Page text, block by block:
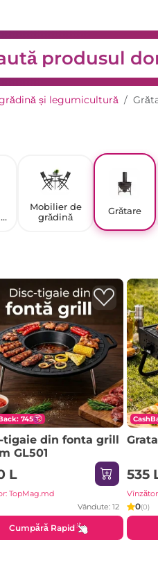
și legumicultură
Mobilier de
grădină
Grătare
745
tigaie din fonta grill
GL501
L
TopMag.md
Vândute: 12
Cumpără Rapid
535
0(0)